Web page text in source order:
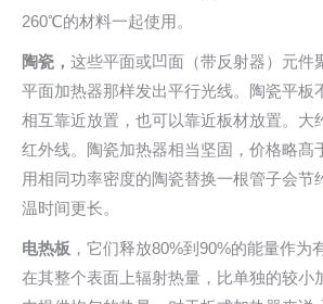
260℃的材料一起使用。
陶瓷， 这些平面或凹面（带反射器）元件
平面加热器那样发出平行光线。陶瓷平板
相互靠近放置，也可以靠近板材放置。大
红外线。陶瓷加热器相当坚固，价格略髙
用相同功率密度的陶瓷替换一根管子会节
温时间更长。
电热板 ，它们释放80%到90%的能量作为
在其整个表面上辐射热量，比单独的较小